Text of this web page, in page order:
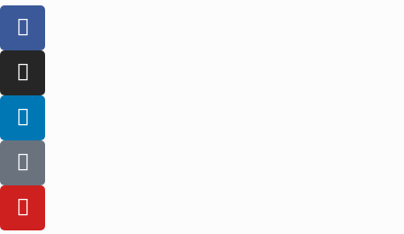
F
a
c
e
b
o
o
k
I
n
s
t
a
g
r
a
L
i
n
k
e
d
T
i
k
t
Y
o